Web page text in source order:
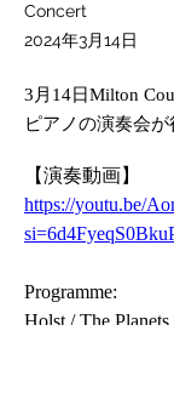
Concert
2024年3月14日
3月14日Milton
ピアノの演奏会が
【演奏動画】
https://youtu.be/
Programme:
Holst / The